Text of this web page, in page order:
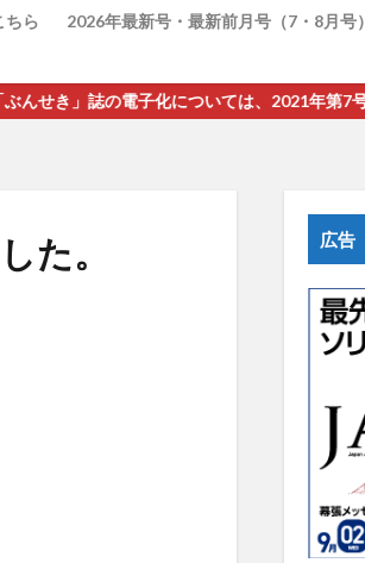
ちら 2026年最新号・最新前月号（7・8月号）
電子化については、2021年第7号p362後の
た。 広告